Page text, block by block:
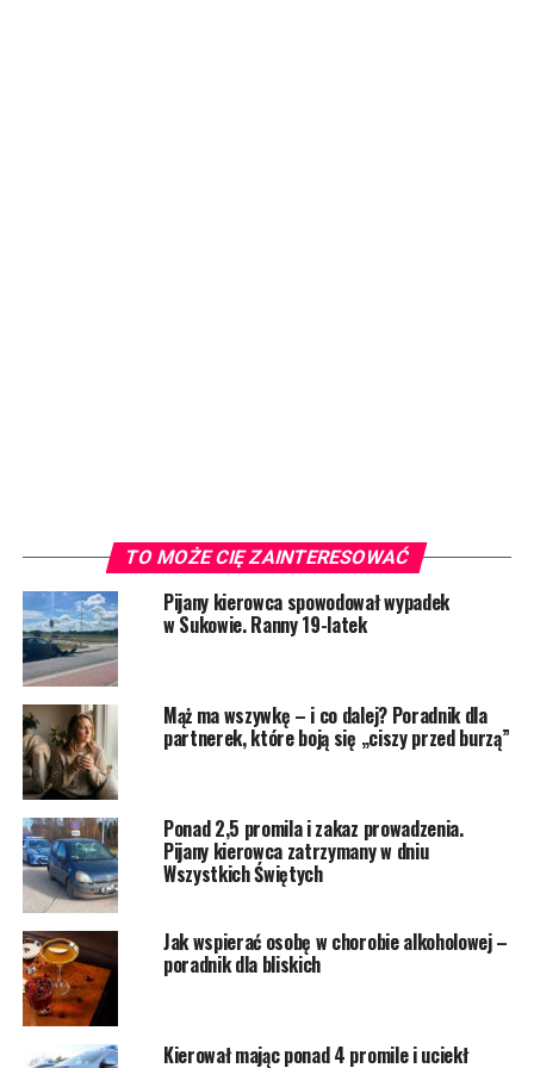
TO MOŻE CIĘ ZAINTERESOWAĆ
Pijany kierowca spowodował wypadek
w Sukowie. Ranny 19-latek
Mąż ma wszywkę – i co dalej? Poradnik dla
partnerek, które boją się „ciszy przed burzą”
Ponad 2,5 promila i zakaz prowadzenia.
Pijany kierowca zatrzymany w dniu
Wszystkich Świętych
Jak wspierać osobę w chorobie alkoholowej –
poradnik dla bliskich
Kierował mając ponad 4 promile i uciekł